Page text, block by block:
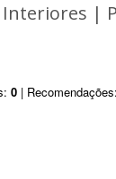
|
0 | Recomendações: